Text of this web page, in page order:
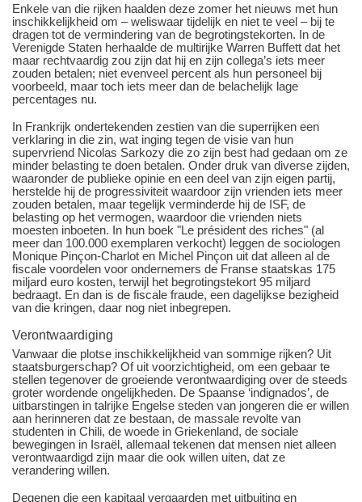
Enkele van die rijken haalden deze zomer het nieuws met hun
inschikkelijkheid om – weliswaar tijdelijk en niet te veel – bij te
dragen tot de vermindering van de begrotingstekorten. In de
Verenigde Staten herhaalde de multirijke Warren Buffett dat het
maar rechtvaardig zou zijn dat hij en zijn collega’s iets meer
zouden betalen; niet evenveel percent als hun personeel bij
voorbeeld, maar toch iets meer dan de belachelijk lage
percentages nu.
In Frankrijk ondertekenden zestien van die superrijken een
verklaring in die zin, wat inging tegen de visie van hun
supervriend Nicolas Sarkozy die zo zijn best had gedaan om ze
minder belasting te doen betalen. Onder druk van diverse zijden,
waaronder de publieke opinie en een deel van zijn eigen partij,
herstelde hij de progressiviteit waardoor zijn vrienden iets meer
zouden betalen, maar tegelijk verminderde hij de ISF, de
belasting op het vermogen, waardoor die vrienden niets
moesten inboeten. In hun boek "Le président des riches" (al
meer dan 100.000 exemplaren verkocht) leggen de sociologen
Monique Pinçon-Charlot en Michel Pinçon uit dat alleen al de
fiscale voordelen voor ondernemers de Franse staatskas 175
miljard euro kosten, terwijl het begrotingstekort 95 miljard
bedraagt. En dan is de fiscale fraude, een dagelijkse bezigheid
van die kringen, daar nog niet inbegrepen.
Verontwaardiging
Vanwaar die plotse inschikkelijkheid van sommige rijken? Uit
staatsburgerschap? Of uit voorzichtigheid, om een gebaar te
stellen tegenover de groeiende verontwaardiging over de steeds
groter wordende ongelijkheden. De Spaanse ‘indignados’, de
uitbarstingen in talrijke Engelse steden van jongeren die er willen
aan herinneren dat ze bestaan, de massale revolte van
studenten in Chili, de woede in Griekenland, de sociale
bewegingen in Israël, allemaal tekenen dat mensen niet alleen
verontwaardigd zijn maar die ook willen uiten, dat ze
verandering willen.
Degenen die een kapitaal vergaarden met uitbuiting en